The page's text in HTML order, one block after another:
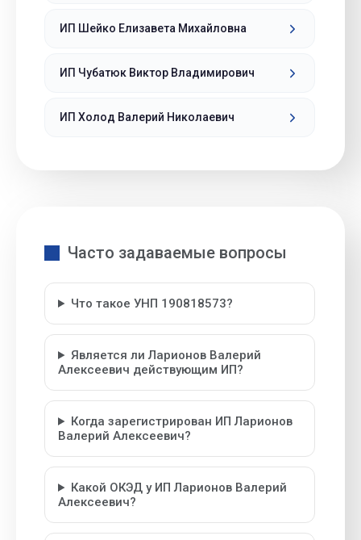
ИП Шейко Елизавета Михайловна
ИП Чубатюк Виктор Владимирович
ИП Холод Валерий Николаевич
Часто задаваемые вопросы
Что такое УНП 190818573?
Является ли Ларионов Валерий
Алексеевич действующим ИП?
Когда зарегистрирован ИП Ларионов
Валерий Алексеевич?
Какой ОКЭД у ИП Ларионов Валерий
Алексеевич?